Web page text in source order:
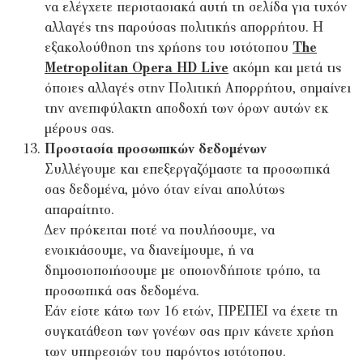
να ελέγχετε περιστασιακά αυτή τη σελίδα για τυχόν
αλλαγές της παρούσας πολιτικής απορρήτου. Η
εξακολούθηση της χρήσης του ιστότοπου The
Metropolitan Opera HD Live ακόμη και μετά τις
όποιες αλλαγές στην Πολιτική Απορρήτου, σημαίνει
την ανεπιφύλακτη αποδοχή των όρων αυτών εκ
μέρους σας.
Προστασία προσωπικών δεδομένων
Συλλέγουμε και επεξεργαζόμαστε τα προσωπικά
σας δεδομένα, μόνο όταν είναι απολύτως
απαραίτητο.
Δεν πρόκειται ποτέ να πουλήσουμε, να
ενοικιάσουμε, να διανείμουμε, ή να
δημοσιοποιήσουμε με οποιονδήποτε τρόπο, τα
προσωπικά σας δεδομένα.
Εάν είστε κάτω των 16 ετών, ΠΡΕΠΕΙ να έχετε τη
συγκατάθεση των γονέων σας πριν κάνετε χρήση
των υπηρεσιών του παρόντος ιστότοπου.